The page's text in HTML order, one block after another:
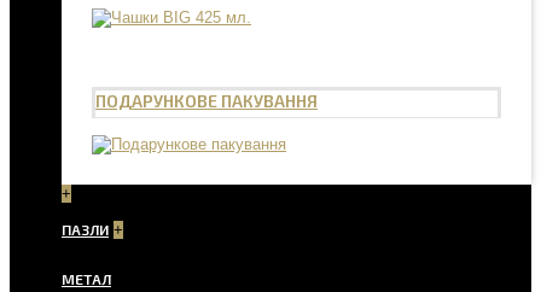
ПОДАРУНКОВЕ ПАКУВАННЯ
+
ПАЗЛИ +
МЕТАЛ